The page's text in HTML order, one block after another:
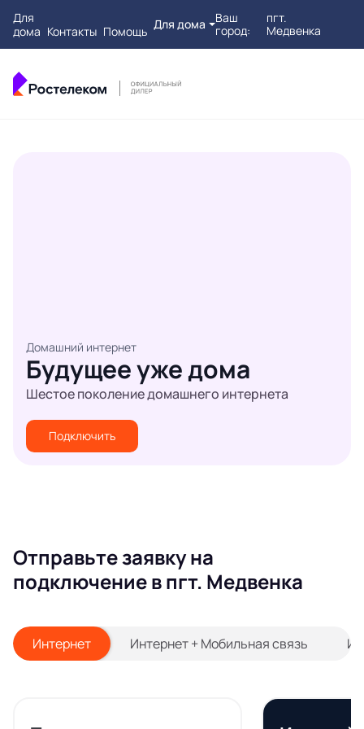
Для
дома Контакты Помощь Для дома
Ваш
город:
пгт.
Медвенка
Домашний интернет
Будущее уже дома
Шестое поколение домашнего интернета
Подключить
Отправьте заявку на
подключение в пгт. Медвенка
Интернет Интернет + Мобильная связь